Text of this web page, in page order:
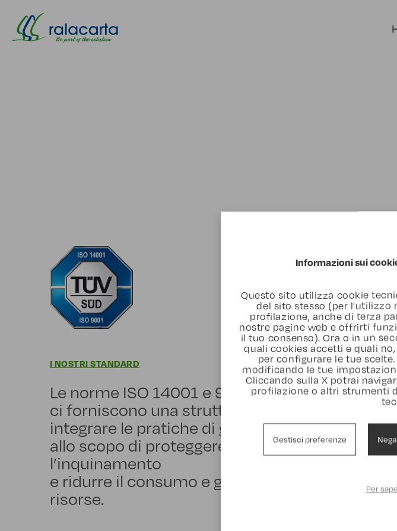
I NOSTRI STANDARD
Le norme ISO 14001 e 9001
ci forniscono una struttura gestionale per
integrare le pratiche di gestione ambientale,
allo scopo di proteggere l’ambiente, prevenire
l’inquinamento
e ridurre il consumo e gli sprechi di energia e
risorse.
Informazioni sui
Questo sito utilizza cookie
del sito stesso (per l'utilizzo
profilazione, anche di terza
nostre pagine web e offrirti
il tuo consenso). Ora o in un
quali cookies accetti e quali
per configurare le tue
modificando le tue
Cliccando sulla X potrai
profilazione o altri strumenti
Gestisci preferenze
Per